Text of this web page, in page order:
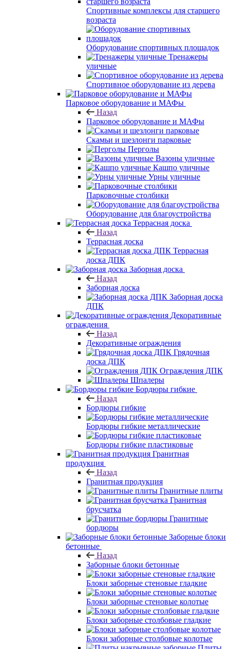
Спортивные комплексы для старшего
возраста
Оборудование спортивных площадок
Тренажеры
уличные
Спортивное оборудование из дерева
Парковое оборудование и МАФы
Назад
Парковое оборудование и МАФы
Скамьи и шезлонги парковые
Перголы
Вазоны уличные
Кашпо уличные
Урны уличные
Парковочные столбики
Оборудование для благоустройства
Террасная доска
Назад
Террасная доска
Террасная
доска ДПК
Заборная доска
Назад
Заборная доска
Заборная доска
ДПК
Декоративные
ограждения
Назад
Декоративные ограждения
Грядочная
доска ДПК
Ограждения ДПК
Шпалеры
Бордюры гибкие
Назад
Бордюры гибкие
Бордюры гибкие металлические
Бордюры гибкие пластиковые
Гранитная
продукция
Назад
Гранитная продукция
Гранитные плиты
Гранитная
брусчатка
Гранитные
бордюры
Заборные блоки
бетонные
Назад
Заборные блоки бетонные
Блоки заборные стеновые гладкие
Блоки заборные стеновые колотые
Блоки заборные столбовые гладкие
Блоки заборные столбовые колотые